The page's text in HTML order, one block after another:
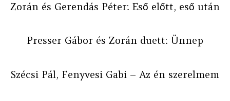
Zorán és Gerendás Péter: Eső előtt, eső után
Presser Gábor és Zorán duett: Ünnep
Szécsi Pál, Fenyvesi Gabi – Az én szerelmem